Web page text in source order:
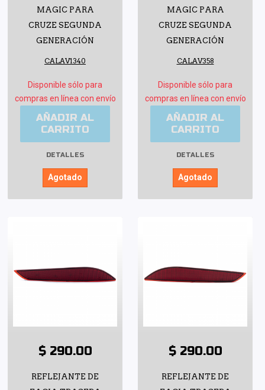
MAGIC PARA
CRUZE SEGUNDA
GENERACIÓN
CALAV1340
Disponible sólo para
compras en línea con envío
AÑADIR AL
CARRITO
DETALLES
Agotado
MAGIC PARA
CRUZE SEGUNDA
GENERACIÓN
CALAV358
Disponible sólo para
compras en línea con envío
AÑADIR AL
CARRITO
DETALLES
Agotado
$ 290.00
REFLEJANTE DE
$ 290.00
REFLEJANTE DE